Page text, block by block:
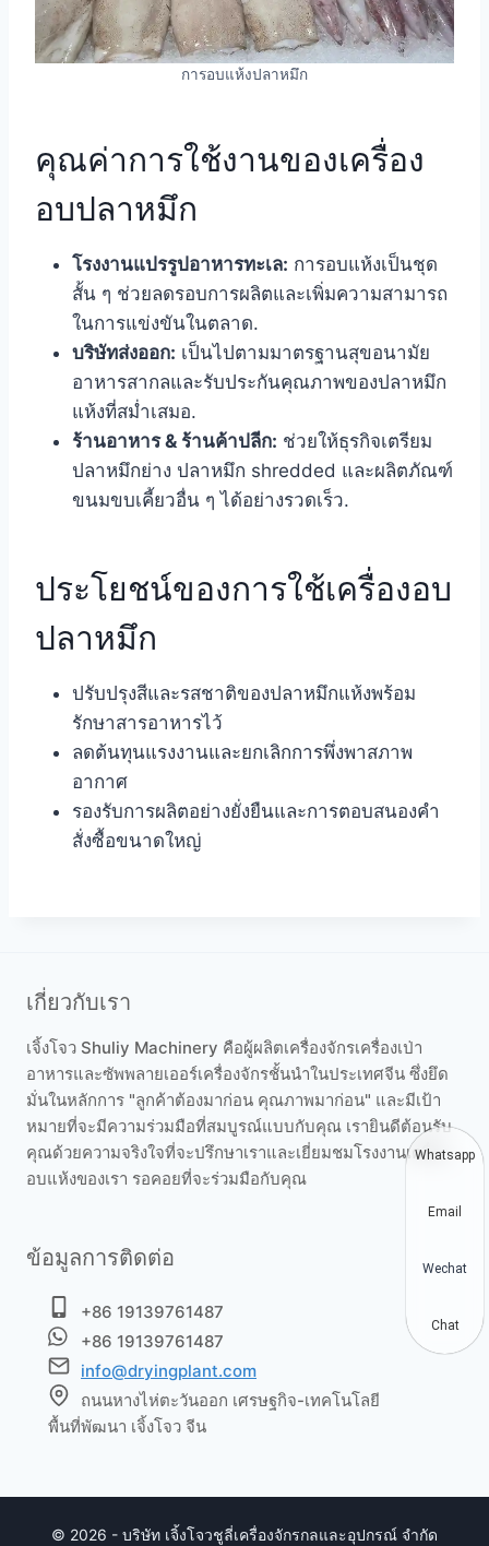
การอบแห้งปลาหมึก
คุณค่าการใช้งานของเครื่อง
อบปลาหมึก
โรงงานแปรรูปอาหารทะเล: การอบแห้งเป็นชุด
สั้น ๆ ช่วยลดรอบการผลิตและเพิ่มความสามารถ
ในการแข่งขันในตลาด.
บริษัทส่งออก: เป็นไปตามมาตรฐานสุขอนามัย
อาหารสากลและรับประกันคุณภาพของปลาหมึก
แห้งที่สม่ำเสมอ.
ร้านอาหาร & ร้านค้าปลีก: ช่วยให้ธุรกิจเตรียม
ปลาหมึกย่าง ปลาหมึก shredded และผลิตภัณฑ์
ขนมขบเคี้ยวอื่น ๆ ได้อย่างรวดเร็ว.
ประโยชน์ของการใช้เครื่องอบ
ปลาหมึก
ปรับปรุงสีและรสชาติของปลาหมึกแห้งพร้อม
รักษาสารอาหารไว้
ลดต้นทุนแรงงานและยกเลิกการพึ่งพาสภาพ
อากาศ
รองรับการผลิตอย่างยั่งยืนและการตอบสนองคำ
สั่งซื้อขนาดใหญ่
เกี่ยวกับเรา
เจิ้งโจว Shuliy Machinery คือผู้ผลิตเครื่องจักรเครื่องเป่า
อาหารและซัพพลายเออร์เครื่องจักรชั้นนำในประเทศจีน ซึ่งยึด
มั่นในหลักการ "ลูกค้าต้องมาก่อน คุณภาพมาก่อน" และมีเป้า
หมายที่จะมีความร่วมมือที่สมบูรณ์แบบกับคุณ เรายินดีต้อนรับ
คุณด้วยความจริงใจที่จะปรึกษาเราและเยี่ยมชมโรงงานเครื่อง
อบแห้งของเรา รอคอยที่จะร่วมมือกับคุณ
ข้อมูลการติดต่อ
+86 19139761487
+86 19139761487
info@dryingplant.com
ถนนหางไห่ตะวันออก เศรษฐกิจ-เทคโนโลยี
พื้นที่พัฒนา เจิ้งโจว จีน
© 2026 - บริษัท เจิ้งโจวชูลี่เครื่องจักรกลและอุปกรณ์ จำกัด
Whatsapp
Email
Wechat
Chat